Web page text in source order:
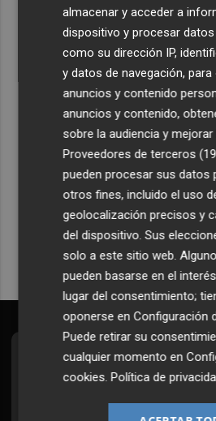
Santomera inicia las obras para
de Petanca y avanza con las
Recibe toda la
Plaza Podcast
Quiero
Suscríbete al
almacenar y acceder a
dispositivo y procesar
como su dirección IP,
y datos de navegación,
anuncios y contenido
anuncios y contenido,
sobre la audiencia y
Proveedores de terceros
pueden procesar sus datos
otros fines, incluido el uso
geolocalización precisos y
del dispositivo. Sus
solo a este sitio web.
pueden basarse en el
lugar del consentimiento;
oponerse enConfiguración
Puede retirar su
cualquier momento en
cookies.Política de